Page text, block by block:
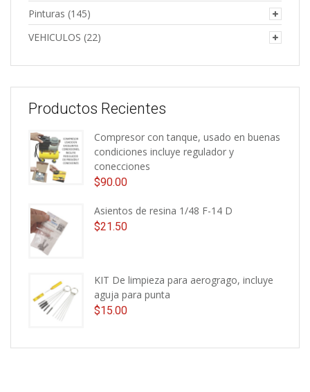
Pinturas (145)
VEHICULOS (22)
Productos Recientes
Compresor con tanque, usado en buenas
condiciones incluye regulador y
conecciones
$90.00
Asientos de resina 1/48 F-14 D
$21.50
KIT De limpieza para aerogrago, incluye
aguja para punta
$15.00